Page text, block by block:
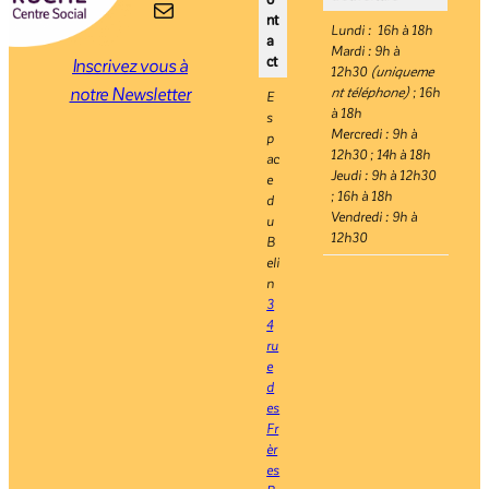
E-mail
Inscrivez vous à
notre Newsletter
nt
a
ct
E
s
p
ac
e
d
u
B
eli
n
3
4
ru
e
d
es
Fr
èr
es
Lundi : 16h à 18h
Mardi : 9h à
12h30 (uniqueme
nt téléphone); 16h
à 18h
Mercredi : 9h à
12h30 ; 14h à 18h
Jeudi : 9h à 12h30
; 16h à 18h
Vendredi : 9h à
12h30